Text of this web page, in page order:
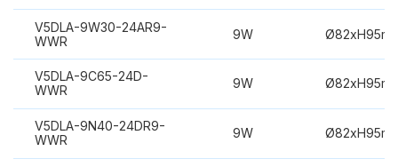
V5DLA-9W30-24AR9-
WWR
9W
V5DLA-9C65-24D-
WWR
9W
V5DLA-9N40-24DR9-
WWR
9W